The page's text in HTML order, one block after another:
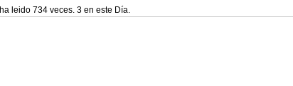
leido 734 veces. 3 en este Día.